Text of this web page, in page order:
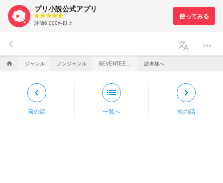
プリ小説公式アプリ
評価6,000件以上
keyboard_arrow_left translate more_horiz
home ジャンル ノンジャンル 読者様へ
keyboard_arrow_left
前の話
list
一覧へ
keyboard_arrow_right
次の話